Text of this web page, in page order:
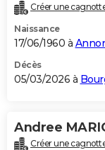
Créer une
Naissance
17/06/1960 à
Décès
05/03/2026 à
Andree
Créer une